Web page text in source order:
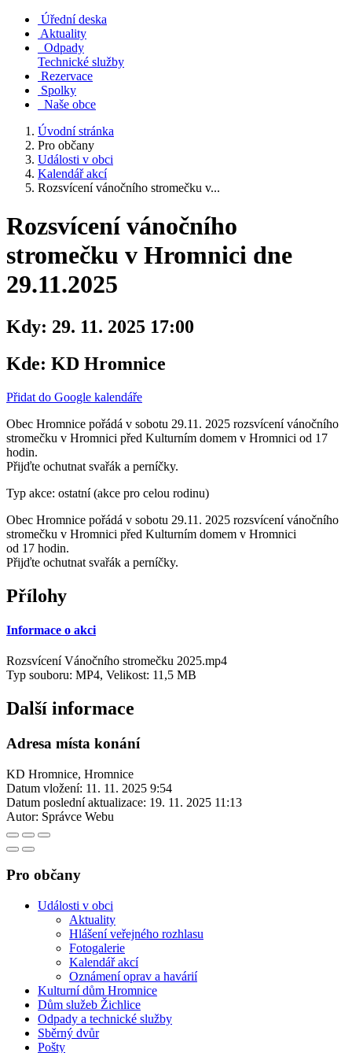
Úřední deska
Aktuality
Odpady
Technické služby
Rezervace
Spolky
Naše obce
Úvodní stránka
Pro občany
Události v obci
Kalendář akcí
Rozsvícení vánočního stromečku v...
Rozsvícení vánočního
stromečku v Hromnici dne
29.11.2025
Kdy: 29. 11. 2025 17:00
Kde: KD Hromnice
Přidat do Google kalendáře
Obec Hromnice pořádá v sobotu 29.11. 2025 rozsvícení vánočního
stromečku v Hromnici před Kulturním domem v Hromnici od 17
hodin.
Přijďte ochutnat svařák a perníčky.
Typ akce: ostatní (akce pro celou rodinu)
Obec Hromnice pořádá v sobotu 29.11. 2025 rozsvícení vánočního
stromečku v Hromnici před Kulturním domem v Hromnici
od 17 hodin.
Přijďte ochutnat svařák a perníčky.
Přílohy
Informace o akci
Rozsvícení Vánočního stromečku 2025.mp4
Typ souboru: MP4, Velikost: 11,5 MB
Další informace
Adresa místa konání
KD Hromnice, Hromnice
Datum vložení: 11. 11. 2025 9:54
Datum poslední aktualizace: 19. 11. 2025 11:13
Autor: Správce Webu
Pro občany
Události v obci
Aktuality
Hlášení veřejného rozhlasu
Fotogalerie
Kalendář akcí
Oznámení oprav a havárií
Kulturní dům Hromnice
Dům služeb Žichlice
Odpady a technické služby
Sběrný dvůr
Pošty